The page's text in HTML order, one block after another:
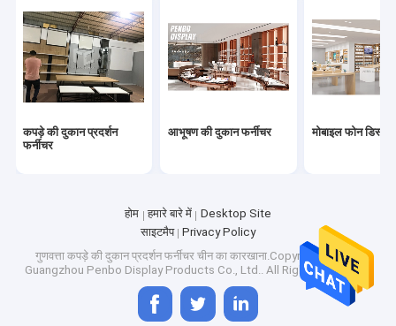
कपड़े की दुकान प्रदर्शन
फर्नीचर
आभूषण की दुकान फर्नीचर मोबाइल फोन
होम हमारे बारे में
Desktop Site
साइटमैप
Privacy Policy
गुणवत्ता कपड़े की दुकान प्रदर्शन फर्नीचर चीन का कारखाना.Copyright © 2025
Guangzhou Penbo Display Products Co., Ltd.. All Rights Reserved.